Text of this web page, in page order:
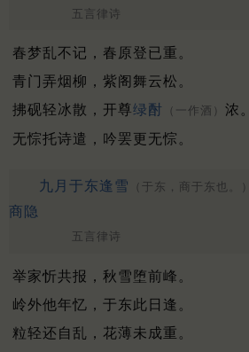
五言律诗
春梦乱不记，春原登已重。
青门弄烟柳，紫阁舞云松。
拂砚轻冰散，开尊绿酎 （一作酒） 浓。
无悰托诗遣，吟罢更无悰。
九月于东逢雪 （于东，商于东也。）
商隐
五言律诗
举家忻共报，秋雪堕前峰。
岭外他年忆，于东此日逢。
粒轻还自乱，花薄未成重。